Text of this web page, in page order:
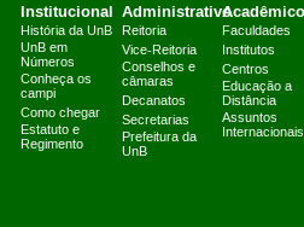
Institucional
História da UnB
UnB em
Números
Conheça os
campi
Como chegar
Estatuto e
Regimento
Administrativo
Reitoria
Vice-Reitoria
Conselhos e
câmaras
Decanatos
Secretarias
Prefeitura da
UnB
Acadêmico
Faculdades
Institutos
Centros
Educação a
Distância
Assuntos
Internacionais